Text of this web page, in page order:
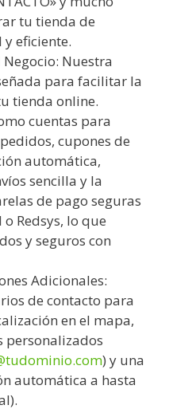
tu tienda de
eficiente.
Nuestra
para facilitar la
tienda online.
cuentas para
cupones de
automática,
sencilla y la
de pago seguras
Redsys, lo que
y seguros con
Adicionales:
de contacto para
en el mapa,
personalizados
) y una
automática a hasta